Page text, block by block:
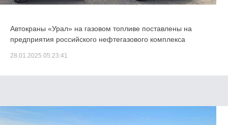
Автокраны «Урал» на газовом топливе поставлены на
предприятия российского нефтегазового комплекса
28.01.2025 05:23:41